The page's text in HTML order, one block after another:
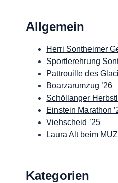
Allgemein
Herri Sontheimer
Sportlerehrung
Pattrouille des
Boarzarumzug ’26
Schöllanger
Einstein Marathon
Viehscheid ’25
Laura Alt beim
Kategorien